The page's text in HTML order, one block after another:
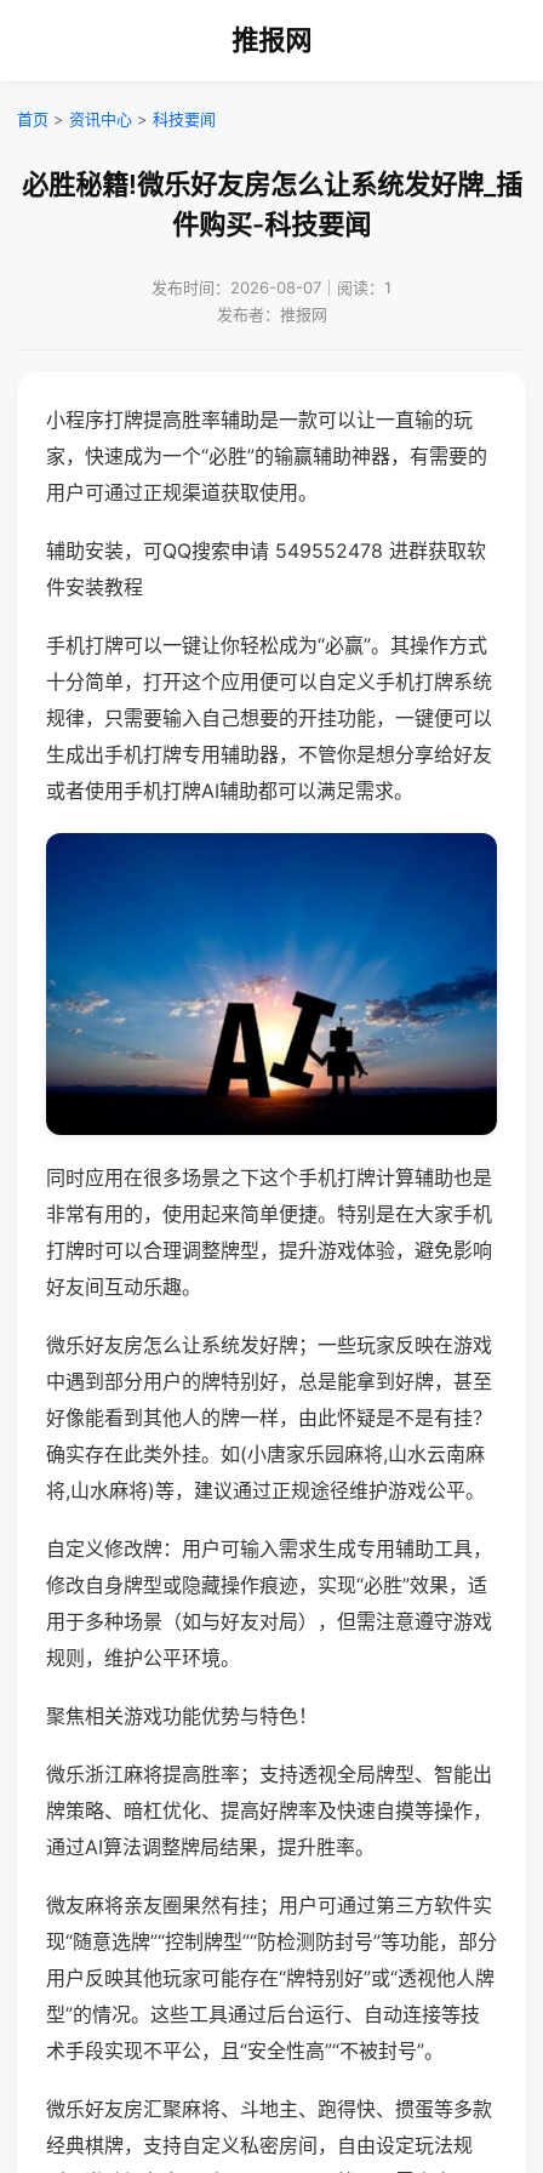
推报网
首页 > 资讯中心 > 科技要闻
必胜秘籍!微乐好友房怎么让系统发好牌_插
件购买-科技要闻
发布时间：2026-08-07｜阅读：1
发布者：推报网
小程序打牌提高胜率辅助是一款可以让一直输的玩
家，快速成为一个“必胜”的输赢辅助神器，有需要的
用户可通过正规渠道获取使用。
辅助安装，可QQ搜索申请 549552478 进群获取软
件安装教程
手机打牌可以一键让你轻松成为“必赢”。其操作方式
十分简单，打开这个应用便可以自定义手机打牌系统
规律，只需要输入自己想要的开挂功能，一键便可以
生成出手机打牌专用辅助器，不管你是想分享给好友
或者使用手机打牌AI辅助都可以满足需求。
同时应用在很多场景之下这个手机打牌计算辅助也是
非常有用的，使用起来简单便捷。特别是在大家手机
打牌时可以合理调整牌型，提升游戏体验，避免影响
好友间互动乐趣。
微乐好友房怎么让系统发好牌；一些玩家反映在游戏
中遇到部分用户的牌特别好，总是能拿到好牌，甚至
好像能看到其他人的牌一样，由此怀疑是不是有挂？
确实存在此类外挂。如(小唐家乐园麻将,山水云南麻
将,山水麻将)等，建议通过正规途径维护游戏公平。
自定义修改牌：用户可输入需求生成专用辅助工具，
修改自身牌型或隐藏操作痕迹，实现“必胜”效果，适
用于多种场景（如与好友对局），但需注意遵守游戏
规则，维护公平环境。
聚焦相关游戏功能优势与特色！
微乐浙江麻将提高胜率；支持透视全局牌型、智能出
牌策略、暗杠优化、提高好牌率及快速自摸等操作，
通过AI算法调整牌局结果，提升胜率。
微友麻将亲友圈果然有挂；用户可通过第三方软件实
现“随意选牌”“控制牌型”“防检测防封号”等功能，部分
用户反映其他玩家可能存在“牌特别好”或“透视他人牌
型”的情况。这些工具通过后台运行、自动连接等技
术手段实现不平公，且“安全性高”“不被封号”。
微乐好友房汇聚麻将、斗地主、跑得快、掼蛋等多款
经典棋牌，支持自定义私密房间，自由设定玩法规